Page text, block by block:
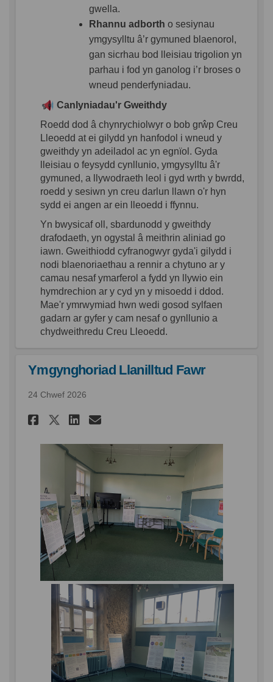
gwella.
Rhannu adborth o sesiynau
ymgysylltu â’r gymuned blaenorol,
gan sicrhau bod lleisiau trigolion yn
parhau i fod yn ganolog i’r broses o
wneud penderfyniadau.
Canlyniadau'r Gweithdy
Roedd dod â chynrychiolwyr o bob grŵp Creu
Lleoedd at ei gilydd yn hanfodol i wneud y
gweithdy yn adeiladol ac yn egnïol. Gyda
lleisiau o feysydd cynllunio, ymgysylltu â'r
gymuned, a llywodraeth leol i gyd wrth y bwrdd,
roedd y sesiwn yn creu darlun llawn o'r hyn
sydd ei angen ar ein lleoedd i ffynnu.
Yn bwysicaf oll, sbardunodd y gweithdy
drafodaeth, yn ogystal â meithrin aliniad go
iawn. Gweithiodd cyfranogwyr gyda'i gilydd i
nodi blaenoriaethau a rennir a chytuno ar y
camau nesaf ymarferol a fydd yn llywio ein
hymdrechion ar y cyd yn y misoedd i ddod.
Mae'r ymrwymiad hwn wedi gosod sylfaen
gadarn ar gyfer y cam nesaf o gynllunio a
chydweithredu Creu Lleoedd.
Ymgynghoriad Llanilltud Fawr
24 Chwef 2026
Rhannu Ymgynghoriad
Rhannu Ymgynghoriad
Rhannu
E-bost